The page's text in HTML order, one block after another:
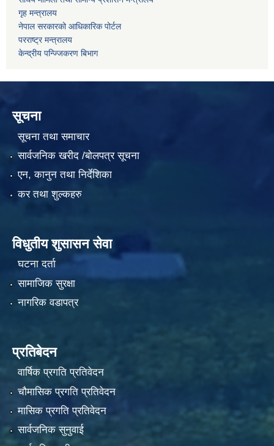
गृह मन्त्रालय
नेपाल सरकारको आधिकारिक पोर्टल
परराष्ट्र मन्त्रालय
केन्द्रीय पन्ज्जिकरण बिभाग
सूचना
सूचना तथा समाचार
सार्वजनिक खरीद /बोलपत्र सूचना
एन, कानुन तथा निर्देशिका
कर तथा शुल्कहरु
विधुतीय शुसासन सेवा
घटना दर्ता
सामाजिक सुरक्षा
नागरिक वडापत्र
प्रतिबेदन
वार्षिक प्रगति प्रतिवेदन
चौमासिक प्रगति प्रतिवेदन
मासिक प्रगति प्रतिवेदन
सार्वजनिक सुनुवाई